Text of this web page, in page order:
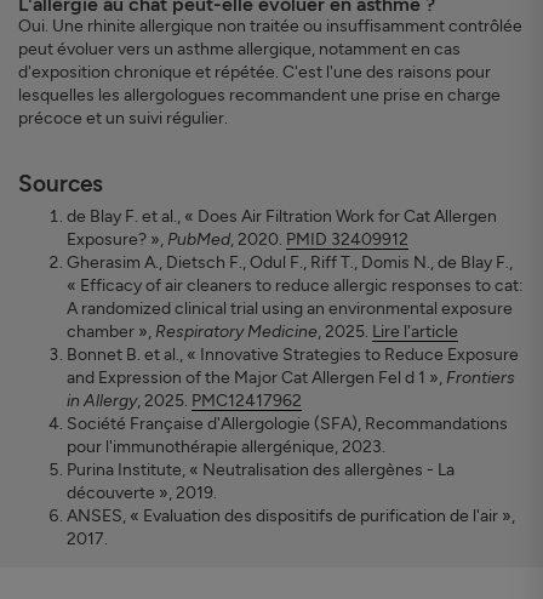
L'allergie au chat peut-elle évoluer en asthme ?
Oui. Une rhinite allergique non traitée ou insuffisamment contrôlée
peut évoluer vers un asthme allergique, notamment en cas
d'exposition chronique et répétée. C'est l'une des raisons pour
lesquelles les allergologues recommandent une prise en charge
précoce et un suivi régulier.
Sources
de Blay F. et al., « Does Air Filtration Work for Cat Allergen
Exposure? », PubMed, 2020. PMID 32409912
Gherasim A., Dietsch F., Odul F., Riff T., Domis N., de Blay F.,
« Efficacy of air cleaners to reduce allergic responses to cat:
A randomized clinical trial using an environmental exposure
chamber », Respiratory Medicine, 2025. Lire l'article
Bonnet B. et al., « Innovative Strategies to Reduce Exposure
and Expression of the Major Cat Allergen Fel d 1 », Frontiers
in Allergy, 2025. PMC12417962
Société Française d'Allergologie (SFA), Recommandations
pour l'immunothérapie allergénique, 2023.
Purina Institute, « Neutralisation des allergènes - La
découverte », 2019.
ANSES, « Evaluation des dispositifs de purification de l'air »,
2017.